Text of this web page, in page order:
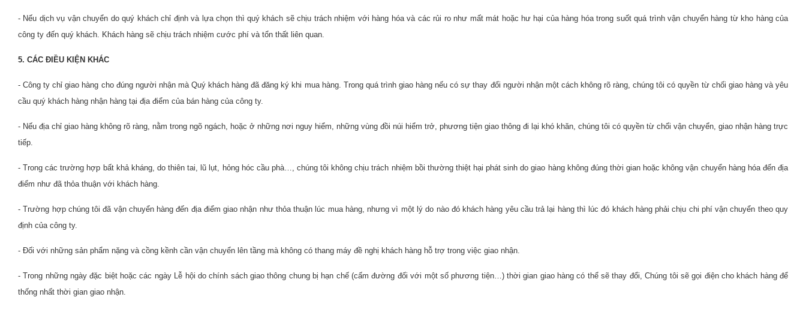
- Nếu dịch vụ vận chuyển do quý khách chỉ định và lựa chọn thì quý khách sẽ chịu trách nhiệm với hàng hóa và các rủi ro như mất mát hoặc hư hại của hàng hóa trong suốt quá trình vận chuyển hàng từ kho hàng của
công ty đến quý khách. Khách hàng sẽ chịu trách nhiệm cước phí và tổn thất liên quan.
5. CÁC ĐIỀU KIỆN KHÁC
- Công ty chỉ giao hàng cho đúng người nhận mà Quý khách hàng đã đăng ký khi mua hàng. Trong quá trình giao hàng nếu có sự thay đổi người nhận một cách không rõ ràng, chúng tôi có quyền từ chối giao hàng và yêu
cầu quý khách hàng nhận hàng tại địa điểm của bán hàng của công ty.
- Nếu địa chỉ giao hàng không rõ ràng, nằm trong ngõ ngách, hoặc ở những nơi nguy hiểm, những vùng đồi núi hiểm trở, phương tiện giao thông đi lại khó khăn, chúng tôi có quyền từ chối vận chuyển, giao nhận hàng trực
tiếp.
- Trong các trường hợp bất khả kháng, do thiên tai, lũ lụt, hỏng hóc cầu phà…, chúng tôi không chịu trách nhiệm bồi thường thiệt hại phát sinh do giao hàng không đúng thời gian hoặc không vận chuyển hàng hóa đến địa
điểm như đã thỏa thuận với khách hàng.
- Trường hợp chúng tôi đã vận chuyển hàng đến địa điểm giao nhận như thỏa thuận lúc mua hàng, nhưng vì một lý do nào đó khách hàng yêu cầu trả lại hàng thì lúc đó khách hàng phải chịu chi phí vận chuyển theo quy
định của công ty.
- Đối với những sản phẩm nặng và cồng kềnh cần vận chuyển lên tầng mà không có thang máy đề nghị khách hàng hỗ trợ trong việc giao nhận.
- Trong những ngày đặc biệt hoặc các ngày Lễ hội do chính sách giao thông chung bị hạn chế (cấm đường đối với một số phương tiện…) thời gian giao hàng có thể sẽ thay đổi, Chúng tôi sẽ gọi điện cho khách hàng để
thống nhất thời gian giao nhận.